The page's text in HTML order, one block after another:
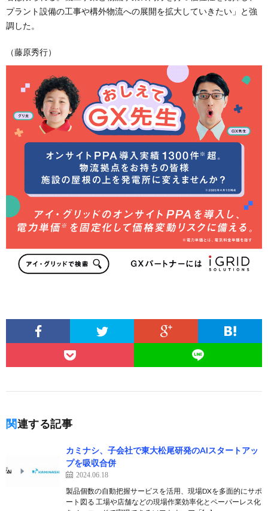
プラント設備の工事や構外物流への展開を拡大していきたい」と強
調した。
（藤原秀行）
関連する記事
カミナシ、子会社で東大松尾研発のAIスタートアッ
プを吸収合併
2024.06.18
製品個数の自動把握サービスを活用、現場DXを多面的にサポ
ート図る 工場や店舗などの現場作業効率化とペーパーレス化